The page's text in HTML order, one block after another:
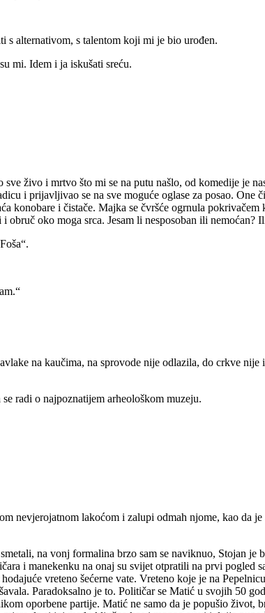
s alternativom, s talentom koji mi je bio urođen.
mi. Idem i ja iskušati sreću.
živo i mrtvo što mi se na putu našlo, od komedije je
i prijavljivao se na sve moguće oglase za posao. One
konobare i čistače. Majka se čvršće ogrnula
oko moga srca. Jesam li nesposoban ili nemoćan?
na kaučima, na sprovode nije odlazila, do crkve nije
radi o najpoznatijem arheološkom muzeju.
nevjerojatnom lakoćom i zalupi odmah njome, kao da je
na vonj formalina brzo sam se naviknuo, Stojan je
i manekenku na onaj su svijet otpratili na prvi pogled
vreteno šećerne vate. Vreteno koje je na
Paradoksalno je to. Političar se Matić u svojih 50
oporbene partije. Matić ne samo da je popušio život,